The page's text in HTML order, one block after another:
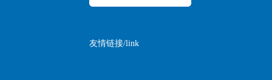
友情链接/link